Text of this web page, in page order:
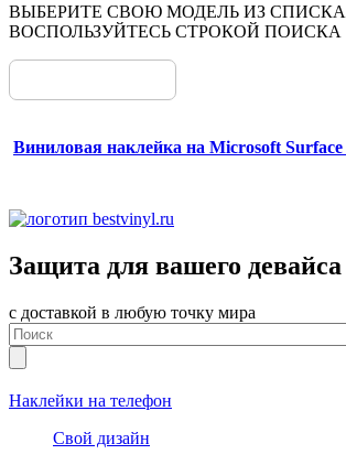
ВЫБЕРИТЕ СВОЮ МОДЕЛЬ ИЗ
ВОСПОЛЬЗУЙТЕСЬ СТРОКОЙ ПОИСКА
Виниловая наклейка на Microsoft
Защита для вашего девайса
с доставкой в любую точку мира
Наклейки на телефон
Свой дизайн